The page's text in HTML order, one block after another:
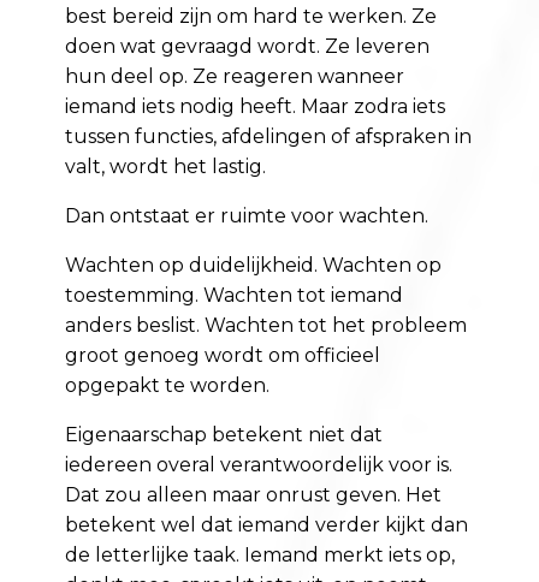
best bereid zijn om hard te werken. Ze
doen wat gevraagd wordt. Ze leveren
hun deel op. Ze reageren wanneer
iemand iets nodig heeft. Maar zodra iets
tussen functies, afdelingen of afspraken in
valt, wordt het lastig.
Dan ontstaat er ruimte voor wachten.
Wachten op duidelijkheid. Wachten op
toestemming. Wachten tot iemand
anders beslist. Wachten tot het probleem
groot genoeg wordt om officieel
opgepakt te worden.
Eigenaarschap betekent niet dat
iedereen overal verantwoordelijk voor is.
Dat zou alleen maar onrust geven. Het
betekent wel dat iemand verder kijkt dan
de letterlijke taak. Iemand merkt iets op,